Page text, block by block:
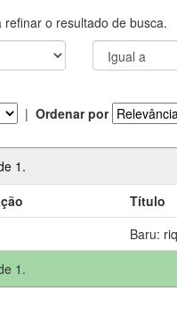
refinar o resultado de busca.
| Ordenar por
1.
Título
Baru:
1.